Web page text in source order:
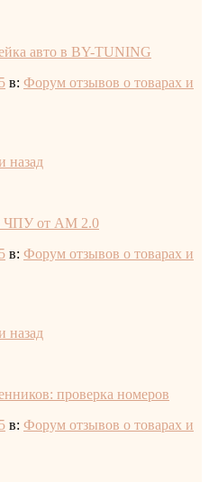
авто в BY-TUNING
в: Форум отзывов о товарах и
назад
ЧПУ от AM 2.0
в: Форум отзывов о товарах и
назад
проверка номеров
в: Форум отзывов о товарах и